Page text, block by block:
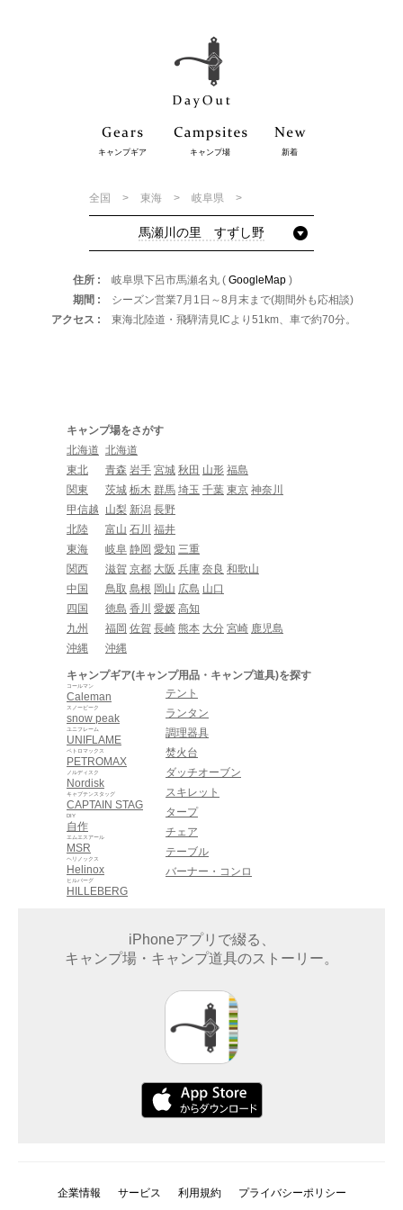
キャンプギア キャンプ場 新着
全国 東海 岐阜県
馬瀬川の里 すずし野
住所 岐阜県下呂市馬瀬名丸 ( GoogleMap )
期間
シーズン営業7月1日～8月末まで(期間外も応相談)
アクセス
東海北陸道・飛騨清見ICより51km、車で約70分。
キャンプ場をさがす
北海道 北海道
東北
青森 岩手 宮城 秋田 山形 福島
関東
茨城 栃木 群馬 埼玉 千葉 東京 神奈川
甲信越
山梨 新潟 長野
北陸
富山 石川 福井
東海
岐阜 静岡 愛知 三重
関西
滋賀 京都 大阪 兵庫 奈良 和歌山
中国
鳥取 島根 岡山 広島 山口
四国
徳島 香川 愛媛 高知
九州
福岡 佐賀 長崎 熊本 大分 宮崎 鹿児島
沖縄
沖縄
キャンプギア(キャンプ用品・キャンプ道具)を探す
Caleman
コールマン
snow peak
スノーピーク
UNIFLAME
ユニフレーム
PETROMAX
ペトロマックス
Nordisk
ノルディスク
CAPTAIN STAG
キャプテンスタッグ
自作
DIY
MSR
エムエスアール
Helinox
ヘリノックス
HILLEBERG
ヒルバーグ
テント
ランタン
調理器具
焚火台
ダッチオーブン
スキレット
タープ
チェア
テーブル
バーナー・コンロ
iPhoneアプリで綴る、
キャンプ場・キャンプ道具のストーリー。
企業情報 サービス 利用規約 プライバシーポリシー